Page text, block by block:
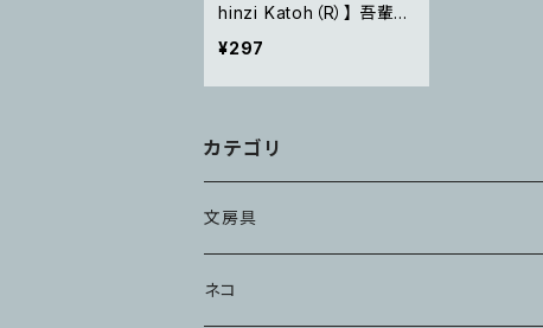
hinzi Katoh（R）】 吾輩は
猫である
¥297
カテゴリ
文房具
メモ・ふせん
ネコ